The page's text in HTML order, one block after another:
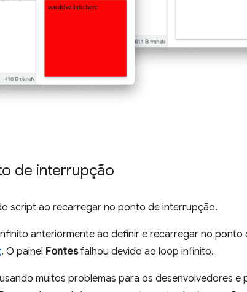
de interrupção
script ao recarregar no ponto de interrupção.
anteriormente ao definir e recarregar no ponto
. O painel Fontesfalhou devido ao loop infinito.
muitos problemas para os desenvolvedores e